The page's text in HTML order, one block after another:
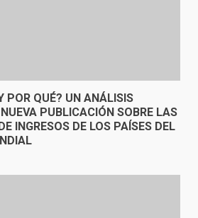
POR QUÉ? UN ANÁLISIS
PUBLICACIÓN SOBRE LAS
INGRESOS DE LOS PAÍSES DEL